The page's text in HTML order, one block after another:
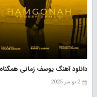
دانلود آهنگ یوسف زمانی همگناه
2 نوامبر 2025